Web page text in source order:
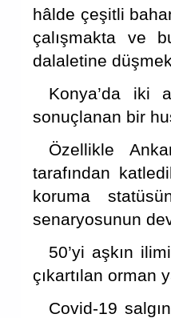
hâlde çeşitli
çalışmakta ve
dalaletine
Konya’da iki
sonuçlanan bir
Özellikle
tarafından
koruma
senaryosunun
50’yi aşkın
çıkartılan orman
Covid-19